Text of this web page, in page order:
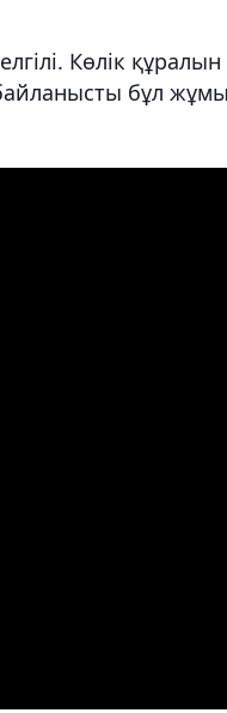
Көлік құралын
бұл